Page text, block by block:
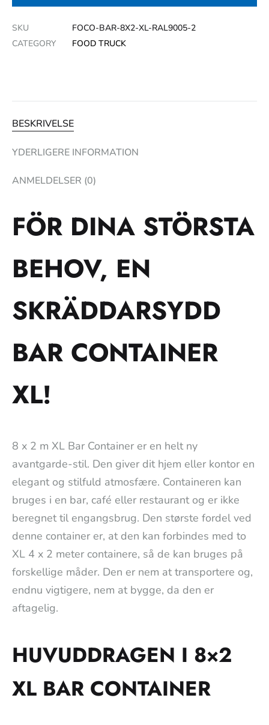
SKU
FOCO-BAR-8X2-XL-RAL9005-2
CATEGORY
FOOD TRUCK
BESKRIVELSE
YDERLIGERE INFORMATION
ANMELDELSER (0)
FÖR DINA STÖRSTA
BEHOV, EN
SKRÄDDARSYDD
BAR CONTAINER
XL!
8 x 2 m XL Bar Container er en helt ny
avantgarde-stil. Den giver dit hjem eller kontor en
elegant og stilfuld atmosfære. Containeren kan
bruges i en bar, café eller restaurant og er ikke
beregnet til engangsbrug. Den største fordel ved
denne container er, at den kan forbindes med to
XL 4 x 2 meter containere, så de kan bruges på
forskellige måder. Den er nem at transportere og,
endnu vigtigere, nem at bygge, da den er
aftagelig.
HUVUDDRAGEN I 8×2
XL BAR CONTAINER